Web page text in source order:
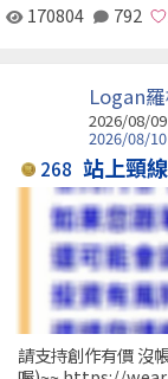
170804
792
Logan
2026/08/
2026/08/
268 站上頸
請支持創作有價 沒